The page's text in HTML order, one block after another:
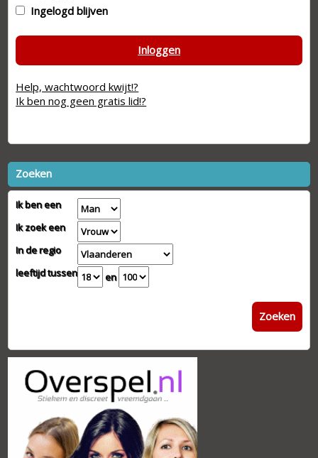
Ingelogd blijven
Inloggen
Help, wachtwoord kwijt!?
Ik ben nog geen gratis lid!?
Zoeken
Ik ben een
Ik zoek een
In de regio
leeftijd tussen
en
Zoeken